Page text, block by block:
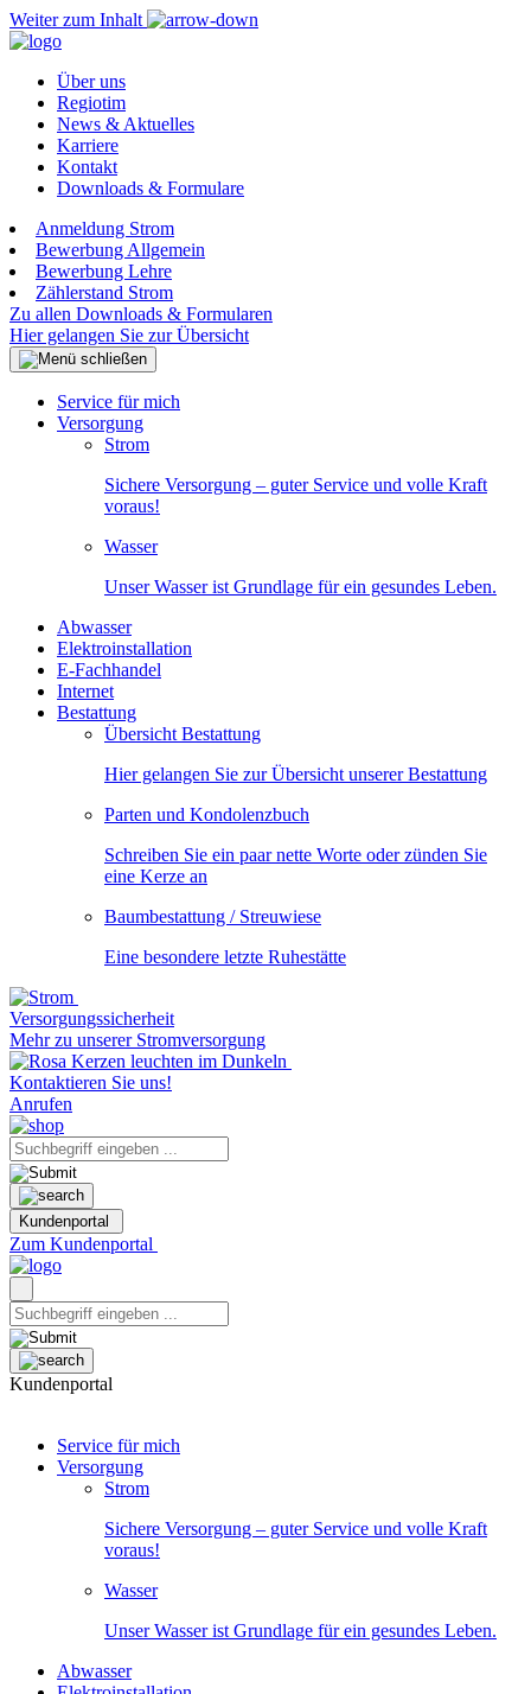
Weiter zum Inhalt
Über uns
Regiotim
News & Aktuelles
Karriere
Kontakt
Downloads & Formulare
Anmeldung Strom
Bewerbung Allgemein
Bewerbung Lehre
Zählerstand Strom
Zu allen Downloads & Formularen
Hier gelangen Sie zur Übersicht
Service für mich
Versorgung
Strom
Sichere Versorgung – guter Service und volle Kraft
voraus!
Wasser
Unser Wasser ist Grundlage für ein gesundes Leben.
Abwasser
Elektroinstallation
E-Fachhandel
Internet
Bestattung
Übersicht Bestattung
Hier gelangen Sie zur Übersicht unserer Bestattung
Parten und Kondolenzbuch
Schreiben Sie ein paar nette Worte oder zünden Sie
eine Kerze an
Baumbestattung / Streuwiese
Eine besondere letzte Ruhestätte
Versorgungssicherheit
Mehr zu unserer Stromversorgung
Kontaktieren Sie uns!
Anrufen
Kundenportal
Zum Kundenportal
Kundenportal
Service für mich
Versorgung
Strom
Sichere Versorgung – guter Service und volle Kraft
voraus!
Wasser
Unser Wasser ist Grundlage für ein gesundes Leben.
Abwasser